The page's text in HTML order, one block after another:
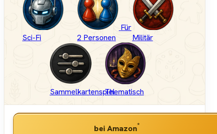
Sci-Fi
Für
2 Personen
Militär
SammelkartenspielThematisch
bei Amazon*